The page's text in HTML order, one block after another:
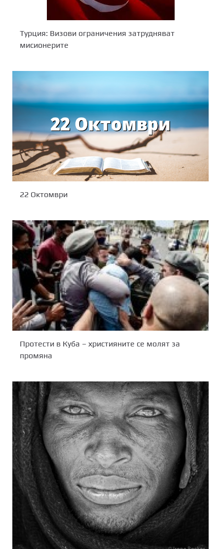
Турция: Визови ограничения затрудняват
мисионерите
22 Октомври
Протести в Куба – християните се молят за
промяна